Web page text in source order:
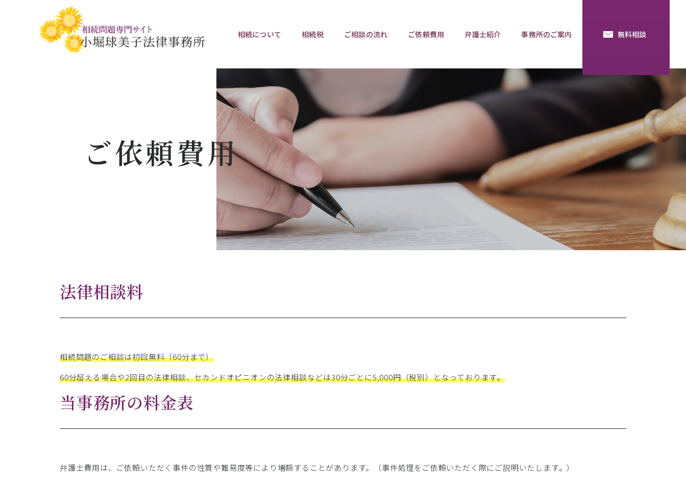
相続について
相続トラブルチェックリスト 預金の使い込み
相談関連書式ダウンロード 任意後見制度 遺産分割調停 相談用語集
相続税 ご相談の流れ ご依頼費用 弁護士紹介 事務所のご案内 無料相談
ご依頼費用
法律相談料
相続問題のご相談は初回無料（60分まで）
60分超える場合や2回目の法律相談、セカンドオピニオンの法律相談などは30分ごとに5,000円（税別）となっております。
当事務所の料金表
弁護士費用は、ご依頼いただく事件の性質や難易度等により増額することがあります。（事件処理をご依頼いただく際にご説明いたします。）